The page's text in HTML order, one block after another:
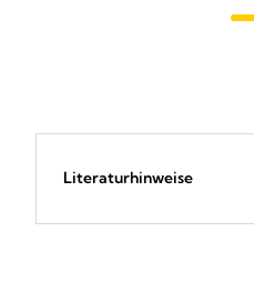
Literaturhinweise